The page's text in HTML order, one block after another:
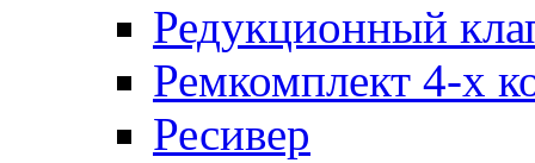
Редукционный
Ремкомплект 4-х
Ресивер